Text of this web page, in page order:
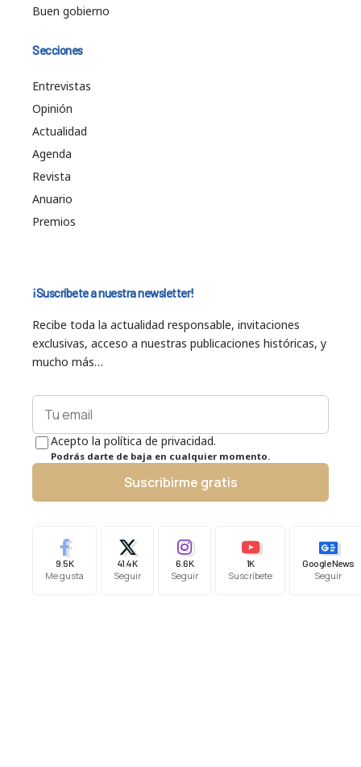
Buen gobierno
Secciones
Entrevistas
Opinión
Actualidad
Agenda
Revista
Anuario
Premios
¡Suscríbete a nuestra newsletter!
Recibe toda la actualidad responsable, invitaciones
exclusivas, acceso a nuestras publicaciones históricas, y
mucho más…
Acepto la política de privacidad.
Podrás darte de baja en cualquier momento.
Suscribirme gratis
9.5K
Me gusta
41.4K
Seguir
6.6K
Seguir
1K
Suscríbete
Google News
Seguir